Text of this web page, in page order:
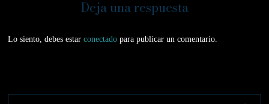
Deja una respuesta
Lo siento, debes estarconectado para publicar un comentario.